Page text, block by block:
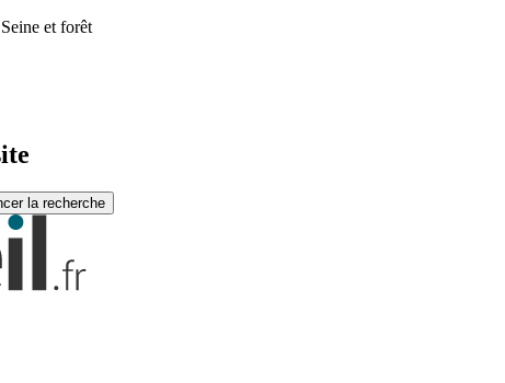
et forêt
la recherche